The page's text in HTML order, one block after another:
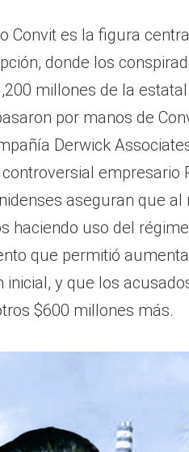
Convit es la figura
donde los
millones de la
por manos de
Derwick
empresario
aseguran que
haciendo uso del
que permitió
inicial, y que los
$600 millones más.